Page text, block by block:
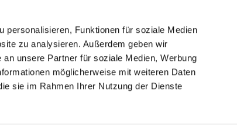
personalisieren, Funktionen für soziale Medien
zu analysieren. Außerdem geben wir
unsere Partner für soziale Medien, Werbung
möglicherweise mit weiteren Daten
sie im Rahmen Ihrer Nutzung der Dienste